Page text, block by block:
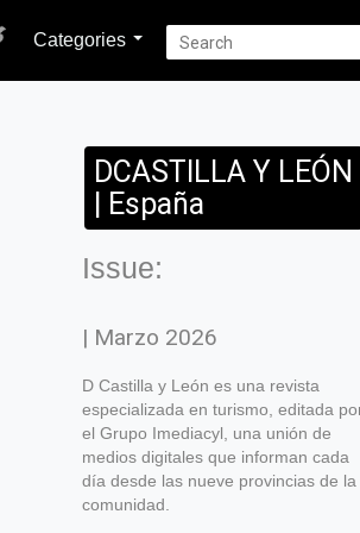
Categories
DCASTILLA Y LEÓN
| España
Issue:
| Marzo 2026
D Castilla y León es una revista
especializada en turismo, editada
el Grupo Imediacyl, una unión de
medios digitales que informan cada
día desde las nueve provincias de la
comunidad.